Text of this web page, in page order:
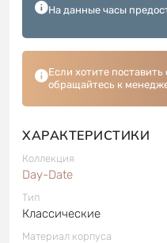
На данные часы
Если хотите
обращайтесь к
ХАРАКТЕРИСТИКИ
Коллекция
Day-Date
Тип
Классические
Материал корпуса